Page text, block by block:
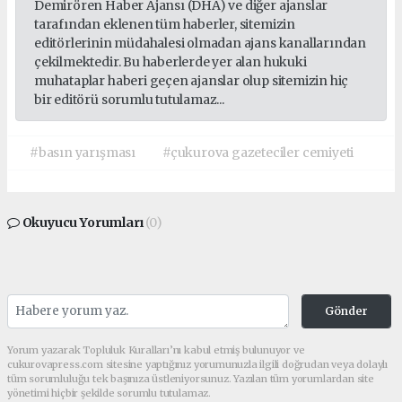
Demirören Haber Ajansı (DHA) ve diğer ajanslar
tarafından eklenen tüm haberler, sitemizin
editörlerinin müdahalesi olmadan ajans kanallarından
çekilmektedir. Bu haberlerde yer alan hukuki
muhataplar haberi geçen ajanslar olup sitemizin hiç
bir editörü sorumlu tutulamaz...
#basın yarışması #çukurova gazeteciler cemiyeti
Okuyucu Yorumları(0)
Gönder
Yorum yazarak Topluluk Kuralları’nı kabul etmiş bulunuyor ve
cukurovapress.com sitesine yaptığınız yorumunuzla ilgili doğrudan veya dolaylı
tüm sorumluluğu tek başınıza üstleniyorsunuz. Yazılan tüm yorumlardan site
yönetimi hiçbir şekilde sorumlu tutulamaz.